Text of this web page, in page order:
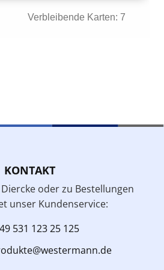
KONTAKT
oder zu Bestellungen
unser Kundenservice:
531 123 25 125